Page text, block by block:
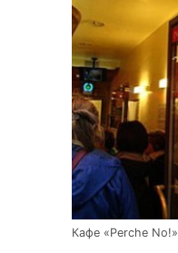
Кафе «Perche No!»